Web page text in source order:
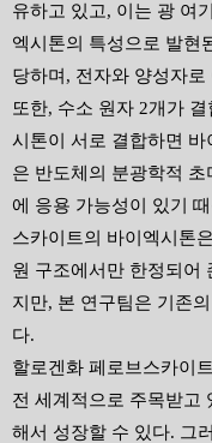
유하고 있고, 이는 광 여
엑시톤의 특성으로 발현
당하며 , 전자와 양성자
또한, 수소 원자 2개가 결
시톤이 서로 결합하면
은 반도체의 분광학적 초
에 응용 가능성이 있기
스카이트의 바이엑시톤
원 구조에서만 한정되어
지만, 본 연구팀은 기존
다.
할로겐화 페로브스카이
전 세계적으로 주목받고
해서 성장할 수 있다. 그